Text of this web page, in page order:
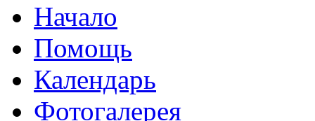
Начало
Помощь
Календарь
Фотогалерея